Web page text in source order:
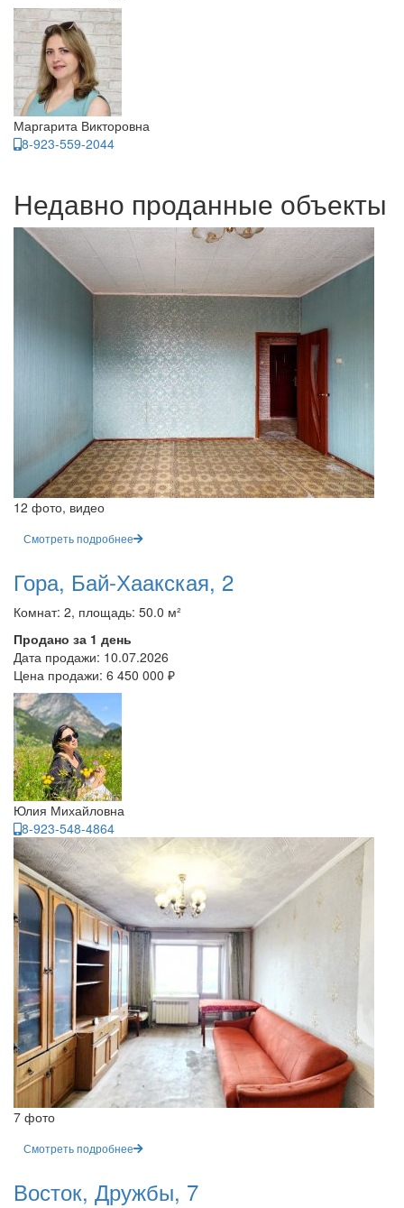
Маргарита Викторовна
8-923-559-2044
Недавно проданные объекты
12 фото, видео
Смотреть подробнее
Гора, Бай-Хаакская, 2
Комнат: 2, площадь: 50.0 м²
Продано за 1 день
Дата продажи: 10.07.2026
Цена продажи: 6 450 000 ₽
Юлия Михайловна
8-923-548-4864
7 фото
Смотреть подробнее
Восток, Дружбы, 7